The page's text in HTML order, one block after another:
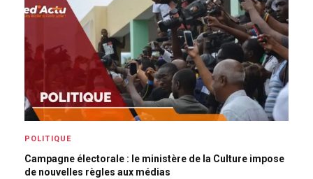
POLITIQUE
Campagne électorale : le ministère de la Culture impose
de nouvelles règles aux médias